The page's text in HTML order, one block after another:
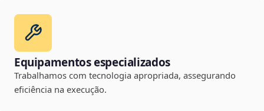
Equipamentos especializados
Trabalhamos com tecnologia apropriada, assegurando
eficiência na execução.